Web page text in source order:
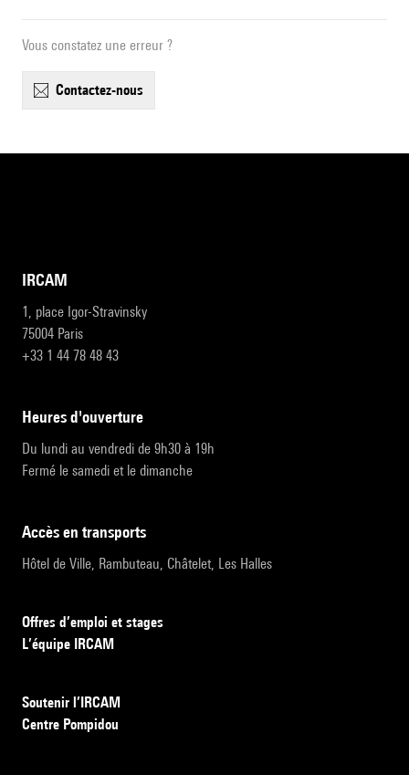
Vous constatez une erreur ?
contactez-nous
IRCAM
1, place Igor-Stravinsky
75004 Paris
+33 1 44 78 48 43
heures d'ouverture
Du lundi au vendredi de 9h30 à 19h
Fermé le samedi et le dimanche
accès en transports
Hôtel de Ville, Rambuteau, Châtelet, Les Halles
Offres d’emploi et stages
L’équipe IRCAM
Soutenir l’IRCAM
Centre Pompidou